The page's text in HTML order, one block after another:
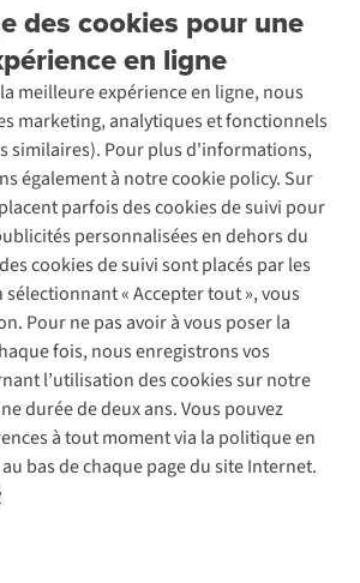
des cookies pour une
en ligne
meilleure expérience en ligne, nous
marketing, analytiques et fonctionnels
similaires). Pour plus d'informations,
également à notre cookie policy. Sur
parfois des cookies de suivi pour
personnalisées en dehors du
cookies de suivi sont placés par les
sélectionnant « Accepter tout », vous
Pour ne pas avoir à vous poser la
fois, nous enregistrons vos
l’utilisation des cookies sur notre
durée de deux ans. Vous pouvez
à tout moment via la politique en
bas de chaque page du site Internet.
d’hiver
Suivez-nous
Politique de confidentialité
générales
Cookie Policy